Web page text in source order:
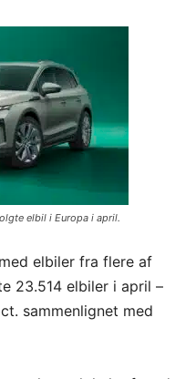
elbil i Europa i april.
elbiler fra flere af
23.514 elbiler i april –
sammenlignet med